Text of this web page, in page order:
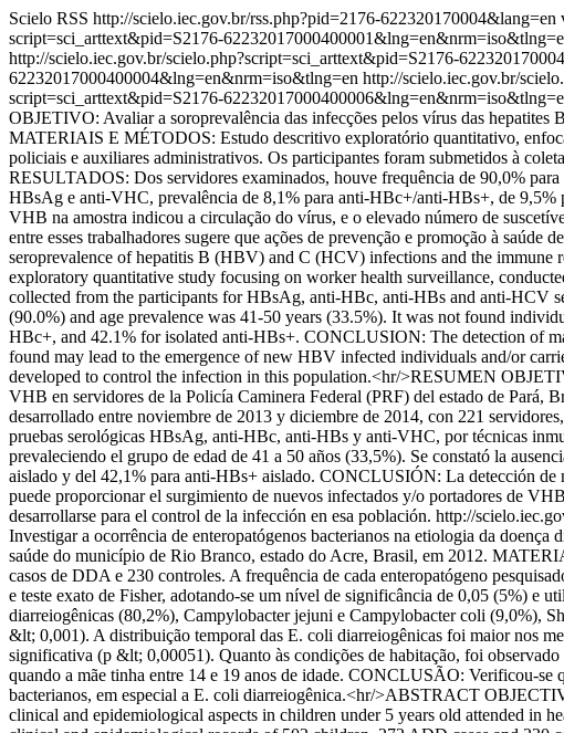
Scielo RSS http://scielo.iec.gov.br/rss.php?pid=2176-622320170004&lang=en
script=sci_arttext&pid=S2176-
http://scielo.iec.gov.br/scielo.php?script=sci_arttext&pid=S2176-
62232017000400004&lng=en&nrm=iso&tlng=en http://scielo.iec.gov.br/
script=sci_arttext&pid=S2176-
OBJETIVO: Avaliar a soroprevalência das infecções pelos vírus das
MATERIAIS E MÉTODOS: Estudo descritivo exploratório quantitativo,
policiais e auxiliares administrativos. Os participantes foram submetidos à
RESULTADOS: Dos servidores examinados, houve frequência de 90,0%
HBsAg e anti-VHC, prevalência de 8,1% para anti-HBc+/anti-HBs+, de
VHB na amostra indicou a circulação do vírus, e o elevado número de
entre esses trabalhadores sugere que ações de prevenção e promoção à
seroprevalence of hepatitis B (HBV) and C (HCV) infections and the
exploratory quantitative study focusing on worker health surveillance,
collected from the participants for HBsAg, anti-HBc, anti-HBs and anti-HCV
(90.0%) and age prevalence was 41-50 years (33.5%). It was not found
HBc+, and 42.1% for isolated anti-HBs+. CONCLUSION: The detection of
found may lead to the emergence of new HBV infected individuals and/or
developed to control the infection in this population.<hr/>RESUMEN
VHB en servidores de la Policía Caminera Federal (PRF) del estado de
desarrollado entre noviembre de 2013 y diciembre de 2014, con 221
pruebas serológicas HBsAg, anti-HBc, anti-HBs y anti-VHC, por técnicas
prevaleciendo el grupo de edad de 41 a 50 años (33,5%). Se constató la
aislado y del 42,1% para anti-HBs+ aislado. CONCLUSIÓN: La detección
puede proporcionar el surgimiento de nuevos infectados y/o portadores de
desarrollarse para el control de la infección en esa población. http://
Investigar a ocorrência de enteropatógenos bacterianos na etiologia da
saúde do município de Rio Branco, estado do Acre, Brasil, em 2012.
casos de DDA e 230 controles. A frequência de cada enteropatógeno
e teste exato de Fisher, adotando-se um nível de significância de 0,05 (5%) e
diarreiogênicas (80,2%), Campylobacter jejuni e Campylobacter coli (9,0%),
&lt; 0,001). A distribuição temporal das E. coli diarreiogênicas foi maior nos
significativa (p &lt; 0,00051). Quanto às condições de habitação, foi
quando a mãe tinha entre 14 e 19 anos de idade. CONCLUSÃO: Verificou-se
bacterianos, em especial a E. coli diarreiogênica.<hr/>ABSTRACT
clinical and epidemiological aspects in children under 5 years old attended